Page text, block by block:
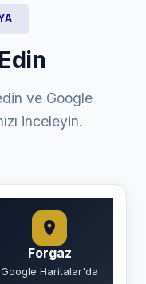
ve Google
inceleyin.
Forgaz
Google Haritalar'da